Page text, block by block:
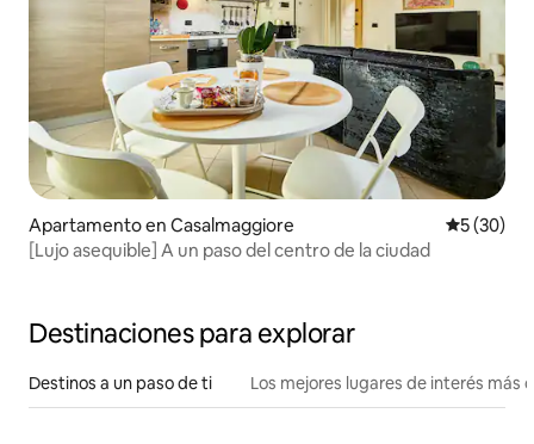
Apartamento en Casalmaggiore
5 (30)
[Lujo asequible] A un paso del centro de la ciudad
Destinaciones para explorar
Destinos a un paso de ti Los mejores lugares de interés más